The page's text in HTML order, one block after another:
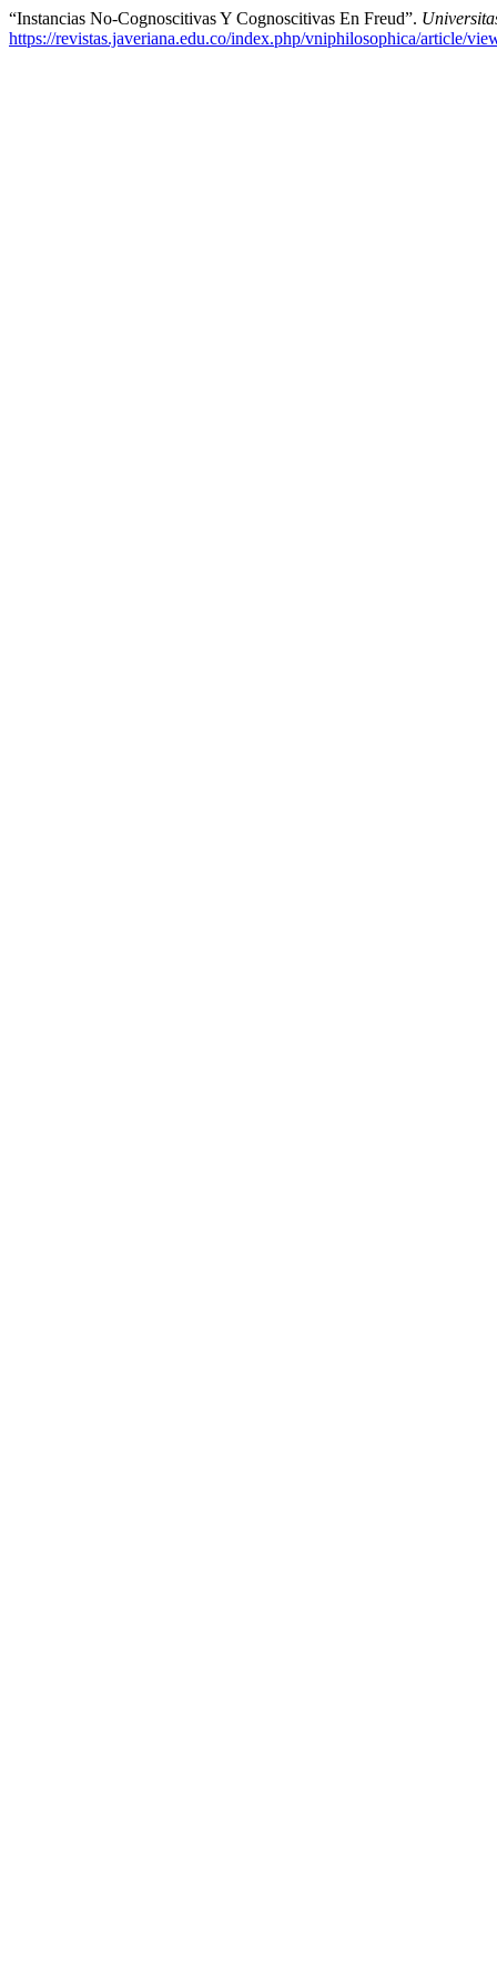
“Instancias No-Cognoscitivas Y Cognoscitivas En Freud”.
https://revistas.javeriana.edu.co/index.php/vniphilosophica/article/